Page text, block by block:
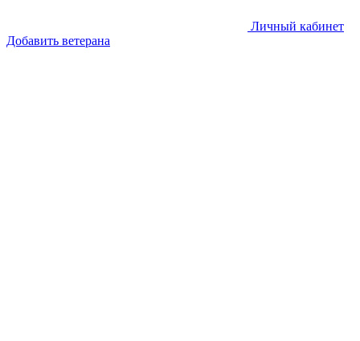
Личный кабинет
Добавить ветерана